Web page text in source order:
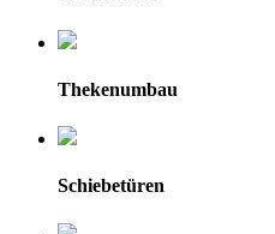
Thekenumbau
Schiebetüren